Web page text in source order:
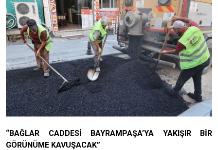
“BAĞLAR CADDESİ BAYRAMPAŞA’YA YAKIŞIR BİR
GÖRÜNÜME KAVUŞACAK”